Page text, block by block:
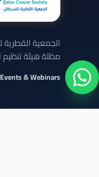
الجمعية
مظلة هيئة تنظيم
Events & Webinars